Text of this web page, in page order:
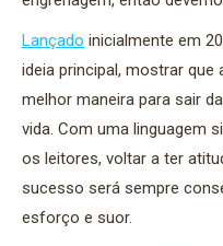
Lançado inicialmente em
ideia principal, mostrar que
melhor maneira para sair
vida. Com uma linguagem
os leitores, voltar a ter
sucesso será sempre
esforço e suor.